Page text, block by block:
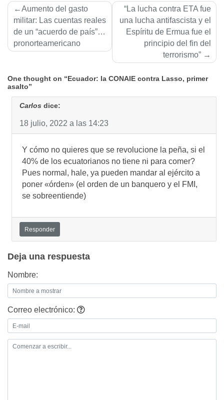
Navegación
de
entradas
Aumento del gasto
militar: Las cuentas reales
de un “acuerdo de país”…
pronorteamericano
“La lucha contra ETA fue
una lucha antifascista y el
Espíritu de Ermua fue el
principio del fin del
terrorismo”
One thought on “Ecuador: la CONAIE contra Lasso, primer
asalto”
Carlos dice:
18 julio, 2022 a las 14:23
Y cómo no quieres que se revolucione la peña, si el
40% de los ecuatorianos no tiene ni para comer?
Pues normal, hale, ya pueden mandar al ejército a
poner «órden» (el orden de un banquero y el FMI,
se sobreentiende)
Responder
Deja una respuesta
Nombre:
Correo electrónico: